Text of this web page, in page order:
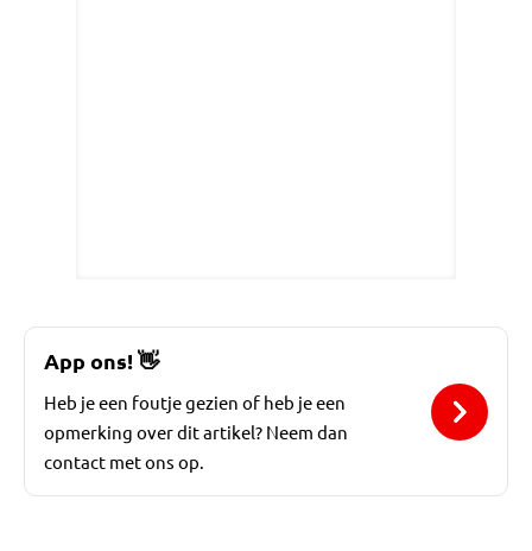
App ons!👋
Heb je een foutje gezien of heb je een
opmerking over dit artikel? Neem dan
contact met ons op.